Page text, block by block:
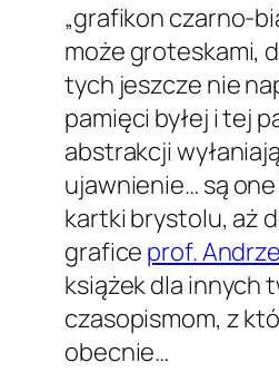
„grafikon czarno-
może groteskami,
tych jeszcze nie
pamięci byłej i tej
abstrakcji
ujawnienie… są
kartki brystolu, aż
grafice prof.
książek dla innych
czasopismom, z
obecnie…